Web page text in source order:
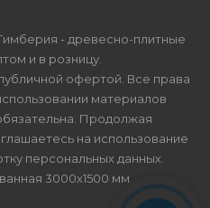
- древесно-плитные
и в розницу.
офертой. Все права
материалов
Продолжая
на использование
персональных данных
3000х1500 мм